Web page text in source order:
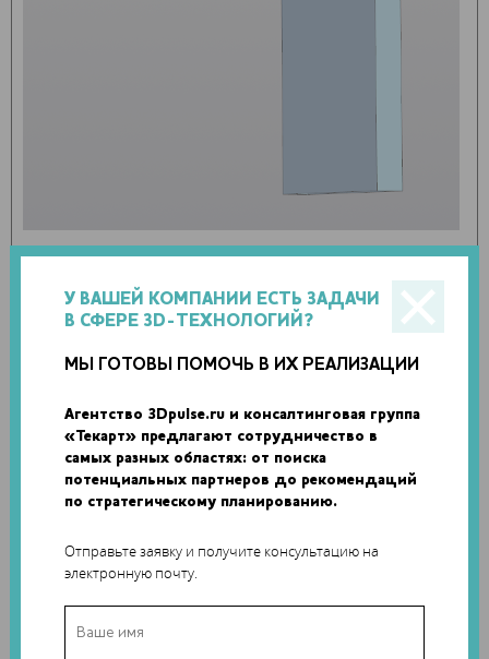
У ВАШЕЙ КОМПАНИИ ЕСТЬ ЗАДАЧИ
В СФЕРЕ 3D-ТЕХНОЛОГИЙ?
МЫ ГОТОВЫ ПОМОЧЬ В ИХ РЕАЛИЗАЦИИ
Агентство 3Dpulse.ru и консалтинговая группа
«Текарт» предлагают сотрудничество в
самых разных областях: от поиска
потенциальных партнеров до рекомендаций
по стратегическому планированию.
Отправьте заявку и получите консультацию на
электронную почту.